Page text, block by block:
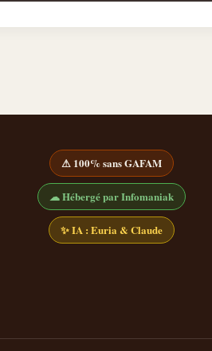
⚠ 100% sans GAFAM
☁ Hébergé par Infomaniak
✨ IA : Euria & Claude